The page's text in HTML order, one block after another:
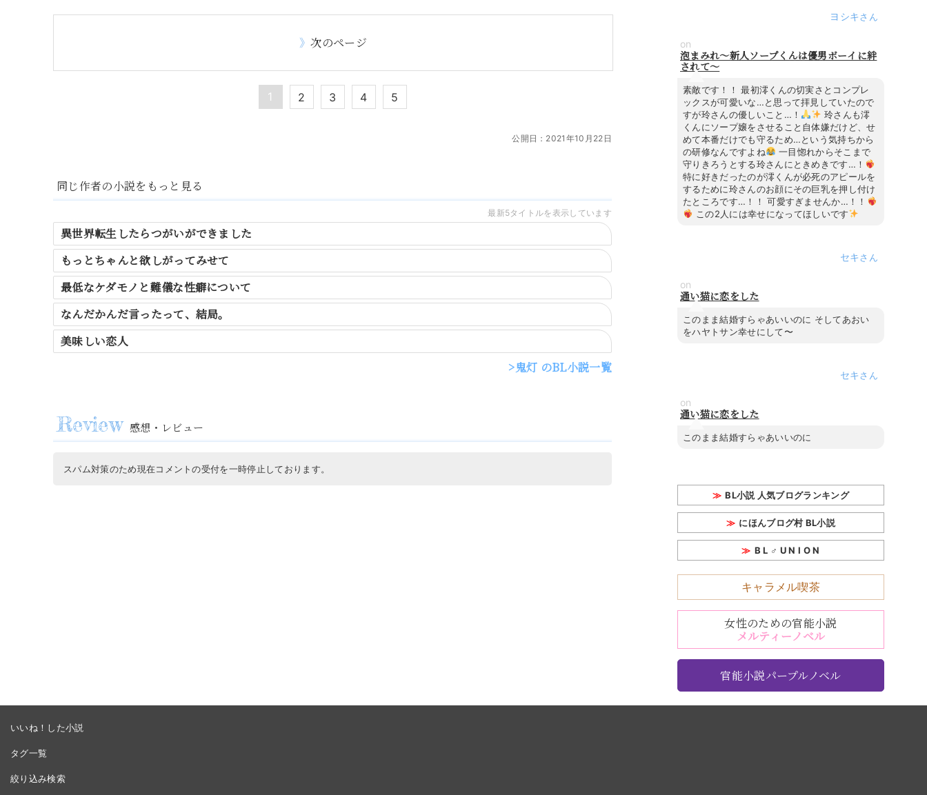
次のページ
1 2 3 4 5
公開日： 2021年10月22日
同じ作者の小説をもっと見る
最新5タイトルを表示しています
異世界転生したらつがいができました
もっとちゃんと欲しがってみせて
最低なケダモノと難儀な性癖について
なんだかんだ言ったって、結局。
美味しい恋人
鬼灯 のBL小説一覧
感想・レビュー
スパム対策のため現在コメントの受付を一時停止しております。
ヨシキ
on
泡まみれ～新人ソープくんは優男ボーイに絆
されて～
素敵です！！ 最初澪くんの切実さとコンプレ
ックスが可愛いな…と思って拝見していたので
すが玲さんの優しいこと…！
玲さんも澪
くんにソープ嬢をさせること自体嫌だけど、せ
めて本番だけでも守るため…という気持ちから
の研修なんですよね
一目惚れからそこまで
守りきろうとする玲さんにときめきです…！
特に好きだったのが澪くんが必死のアピールを
するために玲さんのお顔にその巨乳を押し付け
たところです…！！ 可愛すぎませんか…！！
この2人には幸せになってほしいです
セキ
on
通い猫に恋をした
このまま結婚すらゃあいいのに そしてあおい
をハヤトサン幸せにして〜
セキ
on
通い猫に恋をした
このまま結婚すらゃあいいのに
BL小説 人気ブログランキング
にほんブログ村 BL小説
B L ♂ U N I O N
キャラメル喫茶
女性のための官能小説
メルティーノベル
官能小説パープルノベル
いいね！した小説
タグ一覧
絞り込み検索